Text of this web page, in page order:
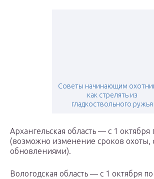
Советы начинающим
как стрелять из
гладкоствольного ружья
Архангельская область — с 1 октября
(возможно изменение сроков охоты,
обновлениями).
Вологодская область — с 1 октября